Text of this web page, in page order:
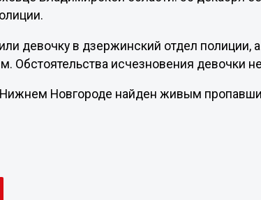
девочку в дзержинский отдел полиции,
Обстоятельства исчезновения девочки
Нижнем Новгороде найден живым